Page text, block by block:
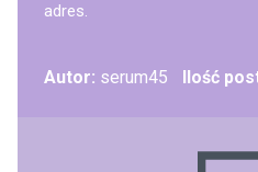
adres.
Autor: serum45 Ilość